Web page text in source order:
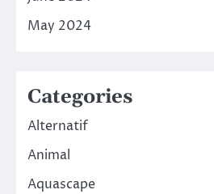
May 2024
Categories
Alternatif
Animal
Aquascape